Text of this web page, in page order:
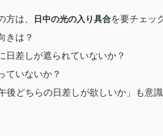
方は、 日中の光の入り具合を要チェッ
きは？
日差しが遮られていないか？
ていないか？
後どちらの日差しが欲しいか」も意